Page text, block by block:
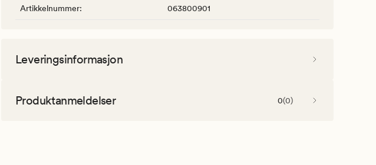
Artikkelnummer: 063800901
Leveringsinformasjon
Produktanmeldelser 0(0)